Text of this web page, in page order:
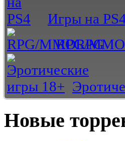
Игры на
RPG/
Новые